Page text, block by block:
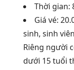
Thời gian:
Giá vé:
sinh, sinh
Riêng người
dưới 15 tuổi